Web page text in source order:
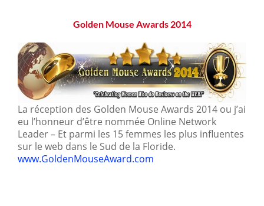
Golden Mouse Awards 2014
La réception des Golden Mouse Awards 2014 ou j’ai
eu l’honneur d’être nommée Online Network
Leader – Et parmi les 15 femmes les plus influentes
sur le web dans le Sud de la Floride.
www.GoldenMouseAward.com